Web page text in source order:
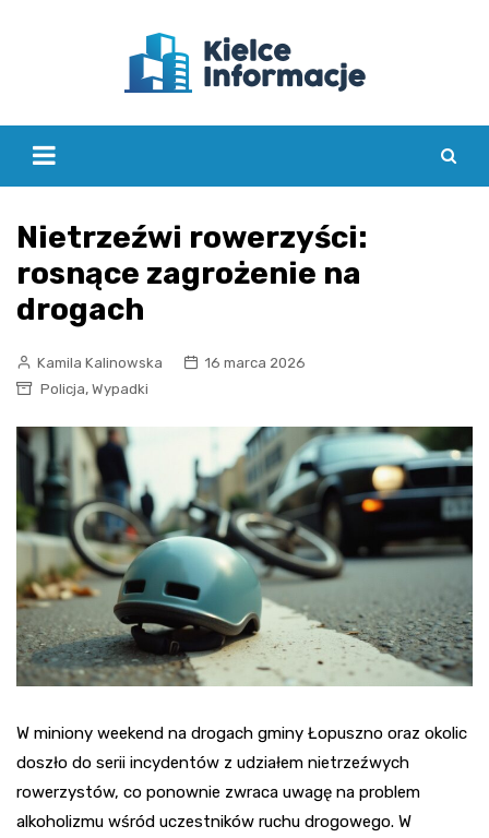
Nietrzeźwi rowerzyści:
rosnące zagrożenie na
drogach
Kamila Kalinowska
16 marca 2026
Policja, Wypadki
W miniony weekend na drogach gminy Łopuszno oraz okolic
doszło do serii incydentów z udziałem nietrzeźwych
rowerzystów, co ponownie zwraca uwagę na problem
alkoholizmu wśród uczestników ruchu drogowego. W